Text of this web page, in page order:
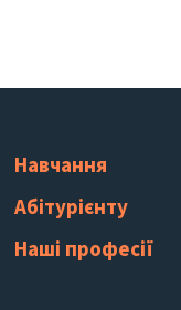
Навчання
Абітурієнту
Наші професії